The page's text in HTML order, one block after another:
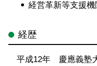
経営革新等支援機
経歴
平成12年 慶應義塾